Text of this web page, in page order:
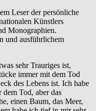
Leser der persönliche
Künstlers
Monographien.
und ausführlichem
sehr Trauriges ist,
immer mit dem Tod
des Lebens ist. Ich habe
Tod, aber das
einen Baum, das Meer,